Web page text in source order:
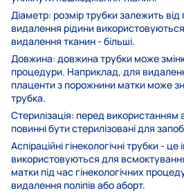
Діаметр: розмір трубки залежить
видалення рідини
видалення тканин - більші.
Довжина: довжина трубки може
процедури. Наприклад, для
плаценти з порожнини матки може
трубка.
Стерилізація: перед використанням
повинні бути стерилізовані для
Аспіраційні гінекологічні трубки - це
використовуються для
матки під час гінекологічних
видалення поліпів або аборт.